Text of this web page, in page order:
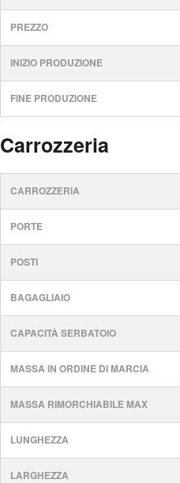
PREZZO
INIZIO PRODUZIONE
FINE PRODUZIONE
Carrozzeria
CARROZZERIA
PORTE
POSTI
BAGAGLIAIO
CAPACITÀ SERBATOIO
MASSA IN ORDINE DI MARCIA
MASSA RIMORCHIABILE MAX
LUNGHEZZA
LARGHEZZA